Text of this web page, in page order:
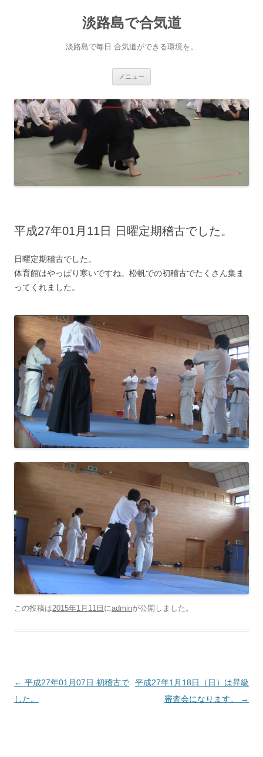
淡路島で合気道
淡路島で毎日 合気道ができる環境を。
メニュー
平成27年01月11日 日曜定期稽古でした。
日曜定期稽古でした。
体育館はやっぱり寒いですね。松帆での初稽古でたくさん集ま
ってくれました。
この投稿は2015年1月11日 にadminが公開しました 。
投稿ナビゲーション
← 平成27年01月07日 初稽古で
した。
平成27年1月18日（日）は昇級
審査会になります。
→